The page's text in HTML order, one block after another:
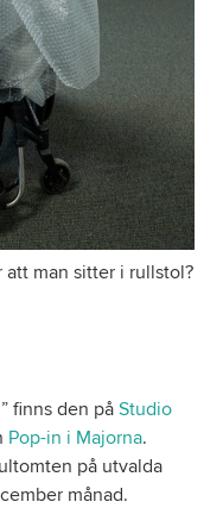
att man sitter i rullstol?
finns den på Studio
Pop-in i Majorna.
på utvalda
månad.